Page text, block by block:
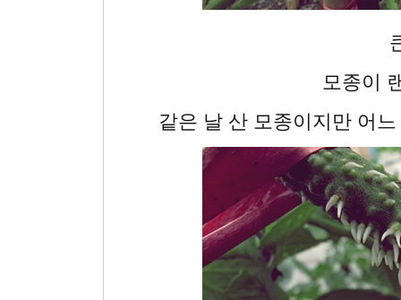
모종이
같은 날 산 모종이지만 어